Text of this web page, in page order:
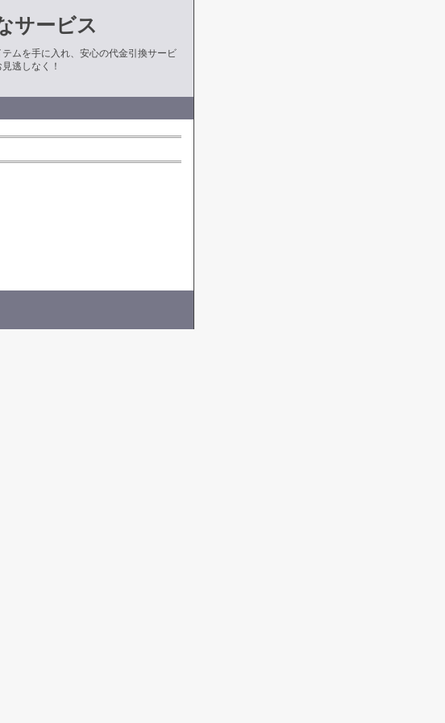
サービス
ムを手に入れ、安心の代金引換サービ
逃しなく！